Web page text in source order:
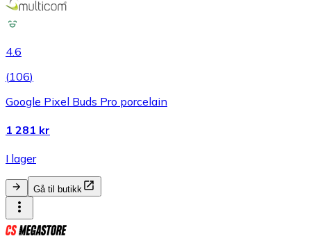
4.6
(106)
Google Pixel Buds Pro porcelain
1 281 kr
I lager
Gå til butikk